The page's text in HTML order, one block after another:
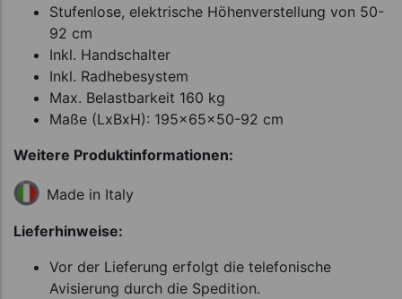
Stufenlose, elektrische Höhenverstellung von 50-
92 cm
Inkl. Handschalter
Inkl. Radhebesystem
Max. Belastbarkeit 160 kg
Maße (LxBxH): 195x65x50-92 cm
Weitere Produktinformationen:
Made in Italy
Lieferhinweise:
Vor der Lieferung erfolgt die telefonische
Avisierung durch die Spedition.